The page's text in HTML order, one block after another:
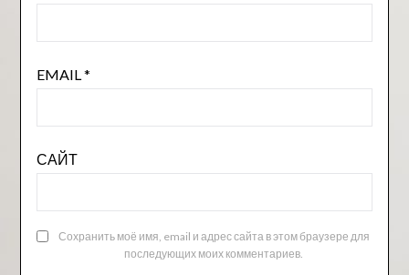
EMAIL *
САЙТ
Сохранить моё имя, email и адрес сайта в этом браузере для
последующих моих комментариев.